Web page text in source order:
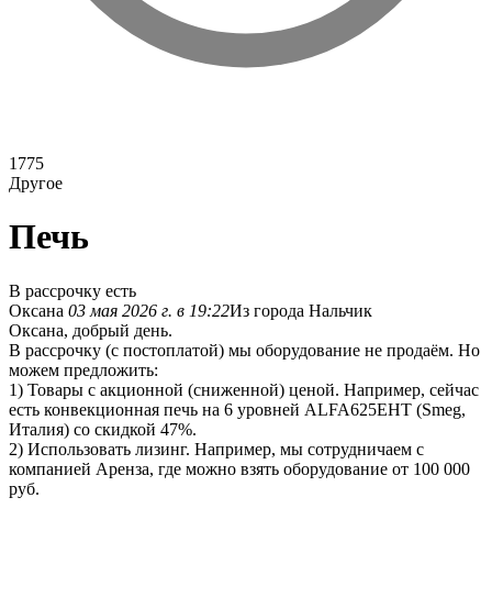
1775
Другое
Печь
В рассрочку есть
Оксана 03 мая 2026 г. в 19:22Из города Нальчик
Оксана, добрый день.
В рассрочку (с постоплатой) мы оборудование не продаём. Но
можем предложить:
1) Товары с акционной (сниженной) ценой. Например, сейчас
есть конвекционная печь на 6 уровней ALFA625EHT (Smeg,
Италия) со скидкой 47%.
2) Использовать лизинг. Например, мы сотрудничаем с
компанией Аренза, где можно взять оборудование от 100 000
руб.